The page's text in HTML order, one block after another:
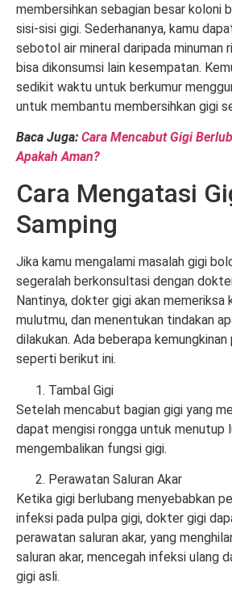
membersihkan sebagian besar koloni
sisi-sisi gigi. Sederhananya, kamu
sebotol air mineral daripada minuman
bisa dikonsumsi lain kesempatan.
sedikit waktu untuk berkumur
untuk membantu membersihkan gigi
Baca Juga: Cara Mencabut Gigi
Apakah Aman?
Cara Mengatasi
Samping
Jika kamu mengalami masalah gigi
segeralah berkonsultasi dengan
Nantinya, dokter gigi akan memeriksa
mulutmu, dan menentukan tindakan
dilakukan. Ada beberapa
seperti berikut ini.
Tambal Gigi
Setelah mencabut bagian gigi yang
dapat mengisi rongga untuk menutup
mengembalikan fungsi gigi.
Perawatan Saluran Akar
Ketika gigi berlubang menyebabkan
infeksi pada pulpa gigi, dokter gigi
perawatan saluran akar, yang
saluran akar, mencegah infeksi ulang
gigi asli.